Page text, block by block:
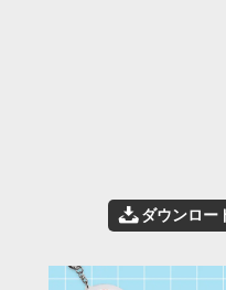
📥ダウンロー